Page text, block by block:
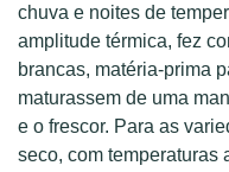
chuva e noites de
amplitude térmica, fez
brancas, matéria-prima
maturassem de uma
e o frescor. Para as
seco, com temperaturas